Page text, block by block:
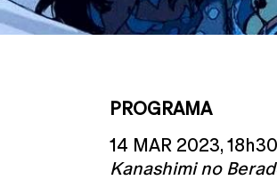
PROGRAMA
14 MAR 2023,
Kanashimi no